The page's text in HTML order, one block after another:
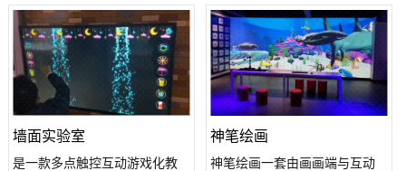
场上备受瞩目的全息投影解决
方案。无论是商业展示、艺术
创作还是科学研究、教育培训
等领域，它都能为用户提供一
种全新的、沉浸式的视觉体
验。我们期待与更多的合作伙
伴携手共进，共同推动全息投
墙面实验室
是一款多点触控互动游戏化教
神笔绘画
神笔绘画一套由画画端与互动